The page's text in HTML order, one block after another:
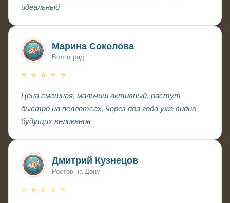
идеальный
Марина Соколова
Волгоград
⭐ ⭐ ⭐ ⭐ ⭐
Цена смешная, мальчиш активный, растут
быстро на пеллетсах, через два года уже видно
будущих великанов
Дмитрий Кузнецов
Ростов-на-Дону
⭐ ⭐ ⭐ ⭐ ⭐